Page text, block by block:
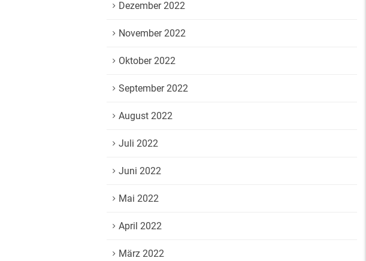
Dezember 2022
November 2022
Oktober 2022
September 2022
August 2022
Juli 2022
Juni 2022
Mai 2022
April 2022
März 2022